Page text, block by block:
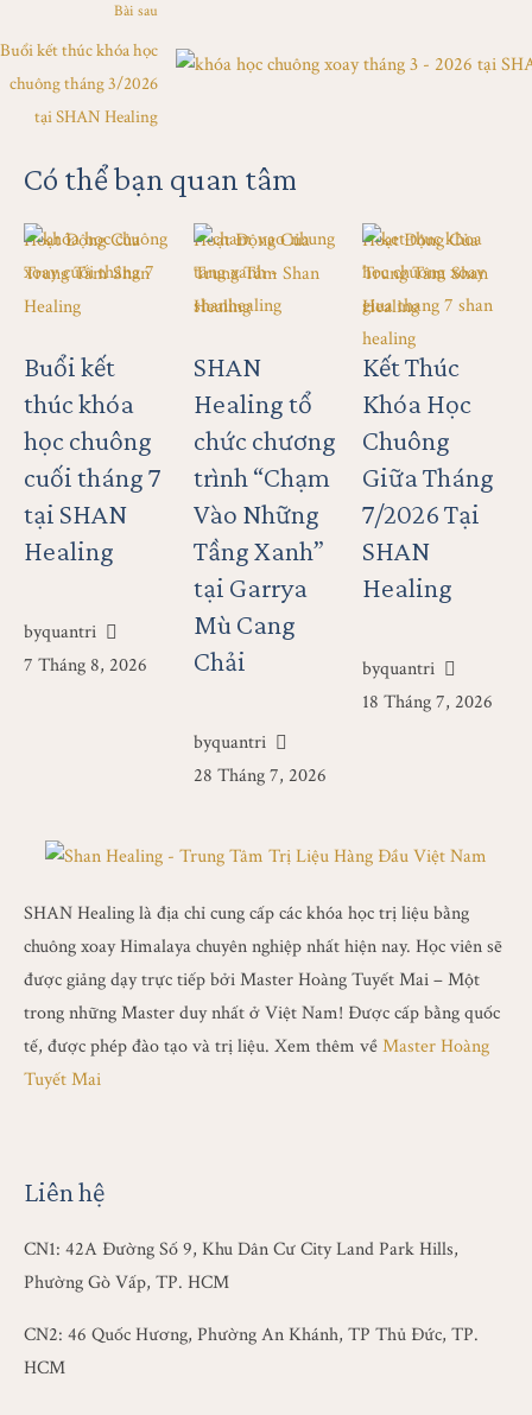
Bài sau
Buổi kết thúc khóa học
chuông tháng 3/2026
tại SHAN Healing
Có thể bạn quan tâm
Hoạt Động Của
Trung Tâm Shan
Healing
Buổi kết
thúc khóa
học chuông
cuối tháng 7
tại SHAN
Healing
byquantri
7 Tháng 8, 2026
Hoạt Động Của
Trung Tâm Shan
Healing
SHAN
Healing tổ
chức chương
trình “Chạm
Vào Những
Tầng Xanh”
tại Garrya
Mù Cang
Chải
byquantri
28 Tháng 7, 2026
Hoạt Động Của
Trung Tâm Shan
Healing
Kết Thúc
Khóa Học
Chuông
Giữa Tháng
7/2026 Tại
SHAN
Healing
byquantri
18 Tháng 7, 2026
SHAN Healing là địa chỉ cung cấp các khóa học trị liệu bằng
chuông xoay Himalaya chuyên nghiệp nhất hiện nay. Học viên sẽ
được giảng dạy trực tiếp bởi Master Hoàng Tuyết Mai – Một
trong những Master duy nhất ở Việt Nam! Được cấp bằng quốc
tế, được phép đào tạo và trị liệu. Xem thêm vềMaster Hoàng
Tuyết Mai
Liên hệ
CN1: 42A Đường Số 9, Khu Dân Cư City Land Park Hills,
Phường Gò Vấp, TP. HCM
CN2: 46 Quốc Hương, Phường An Khánh, TP Thủ Đức, TP.
HCM